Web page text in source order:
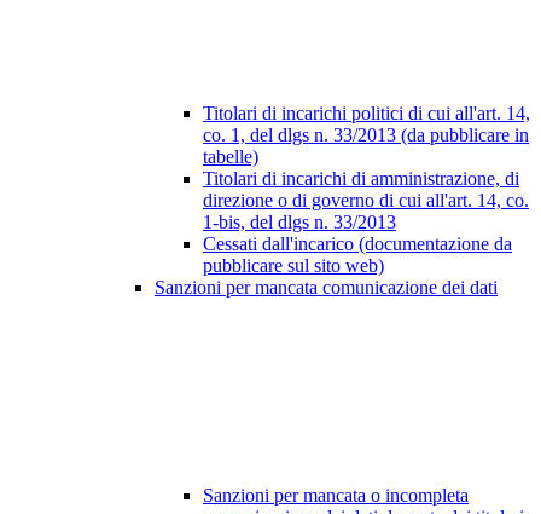
Titolari di incarichi politici di cui all'art. 14,
co. 1, del dlgs n. 33/2013 (da pubblicare in
tabelle)
Titolari di incarichi di amministrazione, di
direzione o di governo di cui all'art. 14, co.
1-bis, del dlgs n. 33/2013
Cessati dall'incarico (documentazione da
pubblicare sul sito web)
Sanzioni per mancata comunicazione dei dati
Sanzioni per mancata o incompleta